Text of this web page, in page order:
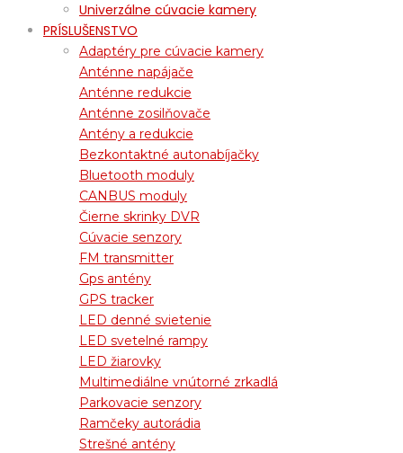
Univerzálne cúvacie kamery
PRÍSLUŠENSTVO
Adaptéry pre cúvacie kamery
Anténne napájače
Anténne redukcie
Anténne zosilňovače
Antény a redukcie
Bezkontaktné autonabíjačky
Bluetooth moduly
CANBUS moduly
Čierne skrinky DVR
Cúvacie senzory
FM transmitter
Gps antény
GPS tracker
LED denné svietenie
LED svetelné rampy
LED žiarovky
Multimediálne vnútorné zrkadlá
Parkovacie senzory
Ramčeky autorádia
Strešné antény